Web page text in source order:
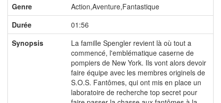
Genre
Action,Aventure,Fantastique
Durée
01:56
Synopsis
La famille Spengler revient là où tout a
commencé, l'emblématique caserne de
pompiers de New York. Ils vont alors devoir
faire équipe avec les membres originels de
S.O.S. Fantômes, qui ont mis en place un
laboratoire de recherche top secret pour